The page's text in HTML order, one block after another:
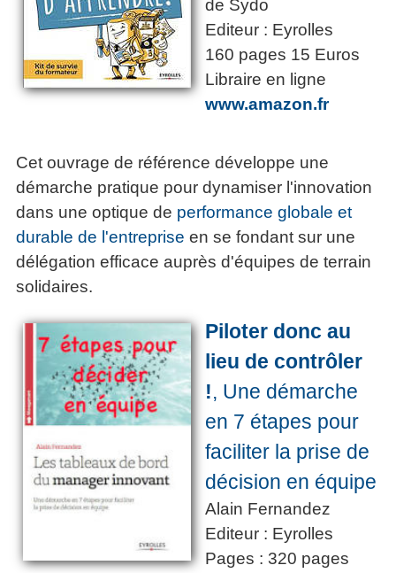
de Sydo
Editeur : Eyrolles
160 pages 15 Euros
Libraire en ligne
www.amazon.fr
Cet ouvrage de référence développe une
démarche pratique pour dynamiser l'innovation
dans une optique de performance globale et
durable de l'entreprise en se fondant sur une
délégation efficace auprès d'équipes de terrain
solidaires.
Piloter donc au
lieu de contrôler
!, Une démarche
en 7 étapes pour
faciliter la prise de
décision en équipe
Alain Fernandez
Editeur : Eyrolles
Pages : 320 pages